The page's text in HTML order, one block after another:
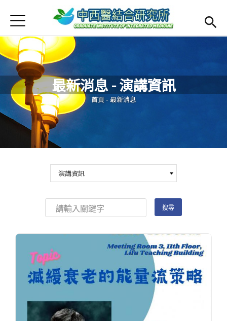
首頁
最新消息
Open submenu (本所簡介)
本所簡介
Open submenu (師資陣容)
師資陣容
Open submenu (課程規劃)
課程規劃
Open submenu (學生專區)
學生專區
Open
Jump to Navigation
Jump to Main content
最新消息 - 演講資訊
您在這裡
首頁 - 最新消息